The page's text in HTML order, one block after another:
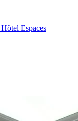
Hôtel Espaces